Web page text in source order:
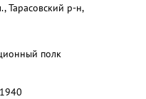
Тарасовский р-н,
полк